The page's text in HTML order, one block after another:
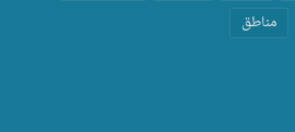
مناطق